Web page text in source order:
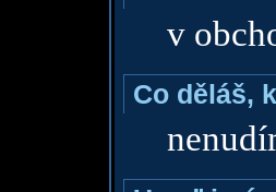
v
Co děláš,